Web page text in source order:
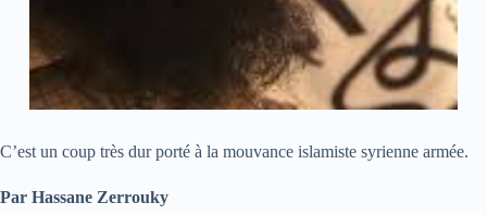
C’est un coup très dur porté à la mouvance islamiste syrienne armée.
Par Hassane Zerrouky